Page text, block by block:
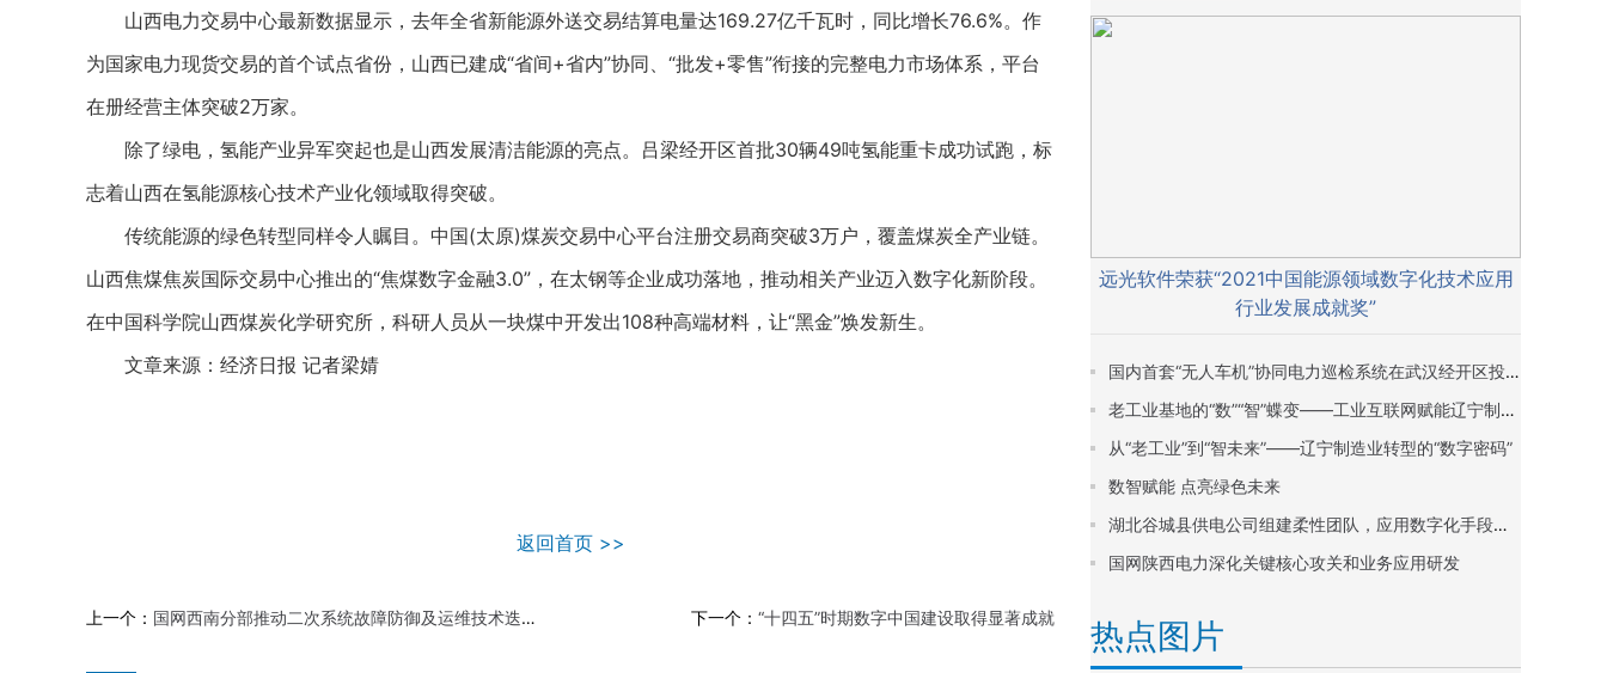
山西电力交易中心最新数据显示，去年全省新能源外送交易结算电量达169.27亿千瓦时，同比增长76.6%。作
为国家电力现货交易的首个试点省份，山西已建成“省间+省内”协同、“批发+零售”衔接的完整电力市场体系，平台
在册经营主体突破2万家。
除了绿电，氢能产业异军突起也是山西发展清洁能源的亮点。吕梁经开区首批30辆49吨氢能重卡成功试跑，标
志着山西在氢能源核心技术产业化领域取得突破。
传统能源的绿色转型同样令人瞩目。中国(太原)煤炭交易中心平台注册交易商突破3万户，覆盖煤炭全产业链。
山西焦煤焦炭国际交易中心推出的“焦煤数字金融3.0”，在太钢等企业成功落地，推动相关产业迈入数字化新阶段。
在中国科学院山西煤炭化学研究所，科研人员从一块煤中开发出108种高端材料，让“黑金”焕发新生。
文章来源：经济日报 记者梁婧
返回首页 >>
上一个： 国网西南分部推动二次系统故障防御及运维技术迭代升级 下一个： “十四五”时期数字中国建设取得显著成就
远光软件荣获“2021中国能源领域数字化技术应用
行业发展成就奖”
国内首套“无人车机”协同电力巡检系统在武汉经开区投入试运行
老工业基地的“数”“智”蝶变——工业互联网赋能辽宁制造业转型升级观察
从“老工业”到“智未来”——辽宁制造业转型的“数字密码”
数智赋能 点亮绿色未来
湖北谷城县供电公司组建柔性团队，应用数字化手段提升线损管理质效
国网陕西电力深化关键核心攻关和业务应用研发
热点图片